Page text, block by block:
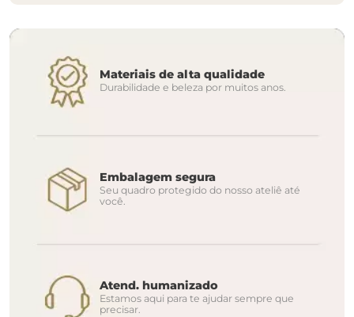
Materiais de alta qualidade
Durabilidade e beleza por muitos anos.
Embalagem segura
Seu quadro protegido do nosso ateliê até
você.
Atend. humanizado
Estamos aqui para te ajudar sempre que
precisar.